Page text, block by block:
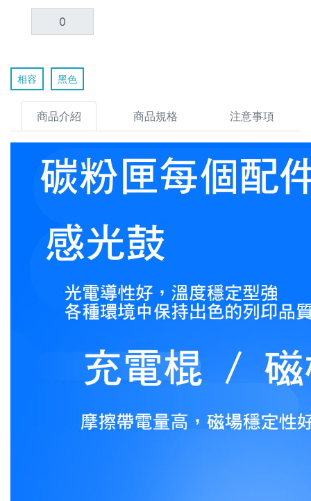
相容 黑色
商品介紹 商品規格 注意事項